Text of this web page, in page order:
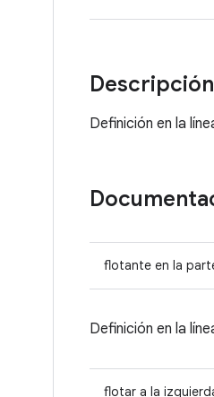
Definición en la
flotante en la
Definición en la
flotar a la